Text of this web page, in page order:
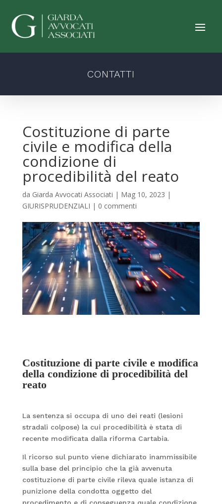
CONTATTI
Costituzione di parte
civile e modifica della
condizione di
procedibilità del reato
da Giarda Avvocati Associati | Mag 10, 2023 |
GIURISPRUDENZIALI | 0 commenti
Costituzione di parte civile e modifica
della condizione di procedibilità del
reato
La sentenza si occupa di uno dei reati (lesioni
stradali colpose) la cui procedibilità è stata di
recente modificata dalla riforma Cartabia.
Il ricorso sul punto viene dichiarato inammissibile
sulla base del principio che la già avvenuta
costituzione di parte civile rileva quale istanza di
punizione della condotta oggetto del